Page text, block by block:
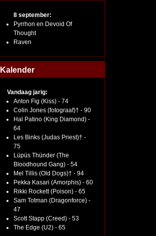
8 september:
Pyrrhon en Devoid Of
Thought
Raven
Kalender
Vandaag jarig:
Anton Fig (Kiss) - 74
Colin Jones (fotograaf)† - 90
Hal Patino (King Diamond) -
64
Les Binks (Judas Priest)† -
75
Lüpüs Thünder (The
Bloodhound Gang) - 54
Mel Tillis (Old Dogs)† - 94
Pekka Kasari (Amorphis) - 60
Rikki Rockett (Poison) - 65
Sam Totman (Dragonforce) -
47
Scott Stapp (Creed) - 53
The Edge (U2) - 65